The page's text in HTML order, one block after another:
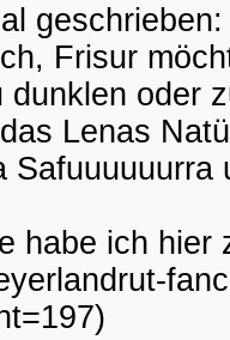
Frisur
dunklen oder
Lenas
Safuuuuuurra
habe ich hier